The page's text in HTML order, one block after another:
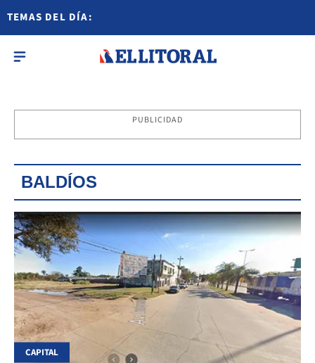
TEMAS DEL DÍA:
PUBLICIDAD
BALDÍOS
CAPITAL